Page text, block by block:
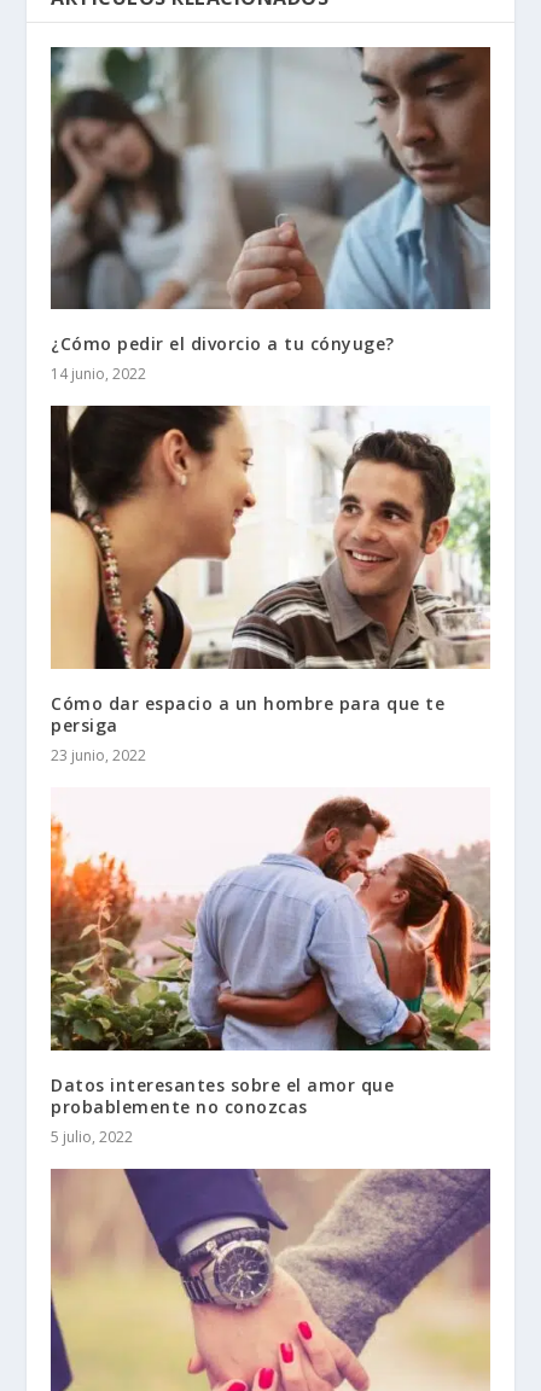
¿Cómo pedir el divorcio a tu cónyuge?
14 junio, 2022
Cómo dar espacio a un hombre para que te
persiga
23 junio, 2022
Datos interesantes sobre el amor que
probablemente no conozcas
5 julio, 2022